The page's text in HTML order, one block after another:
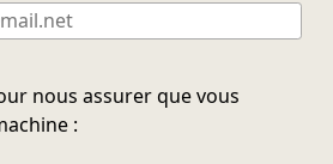
nous assurer que vous
: